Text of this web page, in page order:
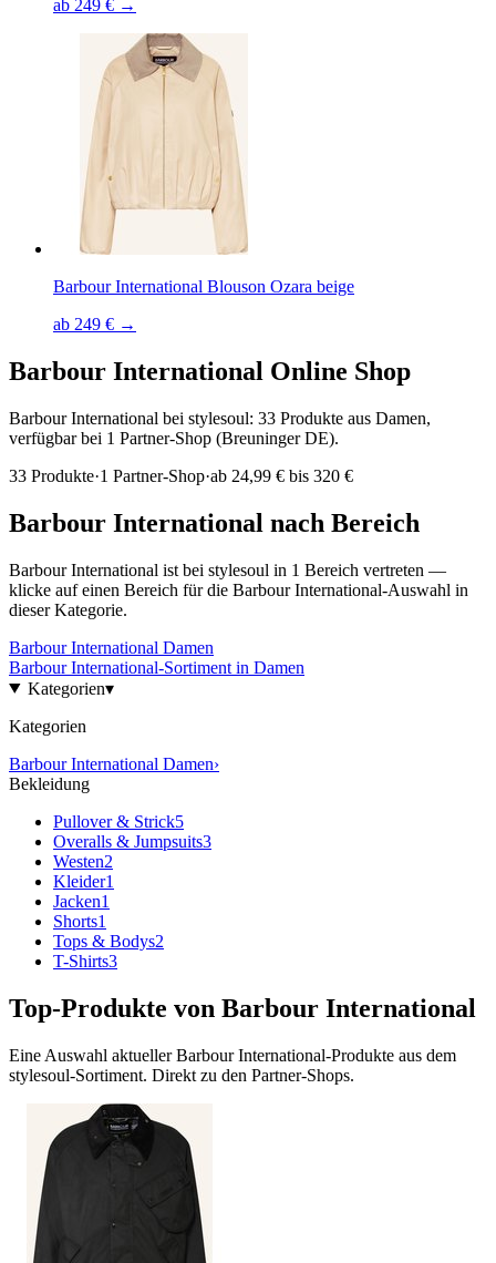
ab 249 € →
Barbour International Blouson Ozara beige
ab 249 € →
Barbour International Online Shop
Barbour International bei stylesoul: 33 Produkte aus Damen,
verfügbar bei 1 Partner-Shop (Breuninger DE).
33 Produkte·1 Partner-Shop·ab 24,99 € bis 320 €
Barbour International nach Bereich
Barbour International ist bei stylesoul in 1 Bereich vertreten —
klicke auf einen Bereich für die Barbour International-Auswahl in
dieser Kategorie.
Barbour International Damen
Barbour International-Sortiment in Damen
Kategorien▾
Kategorien
Barbour International Damen›
Bekleidung
Pullover & Strick5
Overalls & Jumpsuits3
Westen2
Kleider1
Jacken1
Shorts1
Tops & Bodys2
T-Shirts3
Top-Produkte von Barbour International
Eine Auswahl aktuellerBarbour International-Produkte aus dem
stylesoul-Sortiment. Direkt zu den Partner-Shops.